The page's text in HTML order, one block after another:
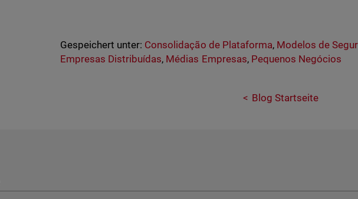
Gespeichert unter: Consolidação de Plataforma, Modelos de
Empresas Distribuídas, Médias Empresas, Pequenos Negócios
Blog Startseite